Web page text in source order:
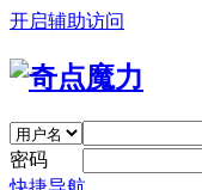
开启辅助访问
密码